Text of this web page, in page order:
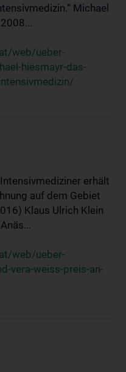
Michael
web/ueber-
hiesmayr-das-
erhält
auf dem Gebiet
Klaus Ulrich Klein
web/ueber-
vera-weiss-preis-an-